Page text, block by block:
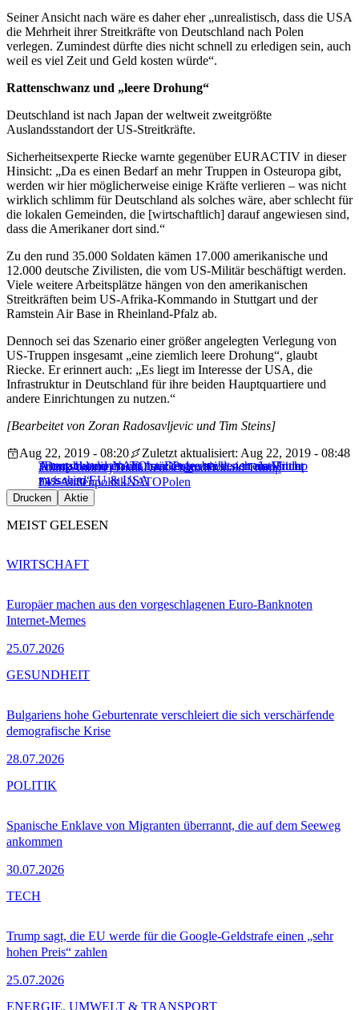
Seiner Ansicht nach wäre es daher eher „unrealistisch, dass die USA
die Mehrheit ihrer Streitkräfte von Deutschland nach Polen
verlegen. Zumindest dürfte dies nicht schnell zu erledigen sein, auch
weil es viel Zeit und Geld kosten würde“.
Rattenschwanz und „leere Drohung“
Deutschland ist nach Japan der weltweit zweitgrößte
Auslandsstandort der US-Streitkräfte.
Sicherheitsexperte Riecke warnte gegenüber EURACTIV in dieser
Hinsicht: „Da es einen Bedarf an mehr Truppen in Osteuropa gibt,
werden wir hier möglicherweise einige Kräfte verlieren – was nicht
wirklich schlimm für Deutschland als solches wäre, aber schlecht für
die lokalen Gemeinden, die [wirtschaftlich] darauf angewiesen sind,
dass die Amerikaner dort sind.“
Zu den rund 35.000 Soldaten kämen 17.000 amerikanische und
12.000 deutsche Zivilisten, die vom US-Militär beschäftigt werden.
Viele weitere Arbeitsplätze hängen von den amerikanischen
Streitkräften beim US-Afrika-Kommando in Stuttgart und der
Ramstein Air Base in Rheinland-Pfalz ab.
Dennoch sei das Szenario einer größer angelegten Verlegung von
US-Truppen insgesamt „eine ziemlich leere Drohung“, glaubt
Riecke. Er erinnert auch: „Es liegt im Interesse der USA, die
Infrastruktur in Deutschland für ihre beiden Hauptquartiere und
andere Einrichtungen zu nutzen.“
[Bearbeitet von Zoran Radosavljevic und Tim Steins]
Trump hat die NATO stärker gemacht – meint Trump
„Deutschland macht nur Dinge, bei denen man nicht
nass wird“
Atomabkommen mit Iran: Polen sieht sich als Mittler
zwischen EU & USA
Aug 22, 2019 - 08:20
Zuletzt aktualisiert: Aug 22, 2019 - 08:48
PolitikAndrzej DudaDeutschlandDonald Trump
EU-AußenpolitikNATOPolen
Drucken Aktie
MEIST GELESEN
Europäer machen aus den vorgeschlagenen Euro-Banknoten
Internet-Memes
25.07.2026
WIRTSCHAFT
Bulgariens hohe Geburtenrate verschleiert die sich verschärfende
demografische Krise
28.07.2026
GESUNDHEIT
Spanische Enklave von Migranten überrannt, die auf dem Seeweg
ankommen
30.07.2026
POLITIK
Trump sagt, die EU werde für die Google-Geldstrafe einen „sehr
hohen Preis“ zahlen
25.07.2026
TECH
ENERGIE, UMWELT & TRANSPORT